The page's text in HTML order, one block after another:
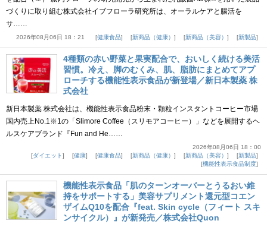
づくりに取り組む株式会社イブフローラ研究所は、オーラルケアと腸活を
サ……
2026年08月06日 18：21 健康食品 新商品（健康） 新商品（美容） 新製品
4種類の赤い野菜と果実配合で、おいしく続ける美活
習慣。冷え、脚のむくみ、肌、脂肪にまとめてアプ
ローチする機能性表示食品が新登場／新日本製薬 株
式会社
新日本製薬 株式会社は、機能性表示食品粉末・顆粒インスタントコーヒー市場
国内売上No.1※1の「Slimore Coffee（スリモアコーヒー）」などを展開するヘ
ルスケアブランド『Fun and He……
2026年08月06日 18：00
ダイエット
健康 健康食品 新商品（健康） 新商品（美容）
新製品
機能性表示食品制度
機能性表示食品「肌のターンオーバーとうるおい維
持をサポートする」美容サプリメント還元型コエン
ザイムQ10を配合『feat. Skin cycle（フィート スキ
ンサイクル）』が新発売／株式会社Quon